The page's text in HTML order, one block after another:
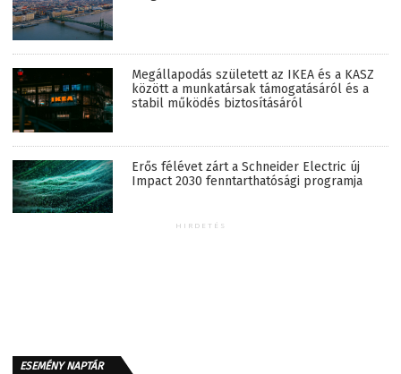
Megállapodás született az IKEA és a KASZ
között a munkatársak támogatásáról és a
stabil működés biztosításáról
Erős félévet zárt a Schneider Electric új
Impact 2030 fenntarthatósági programja
HIRDETÉS
ESEMÉNY NAPTÁR